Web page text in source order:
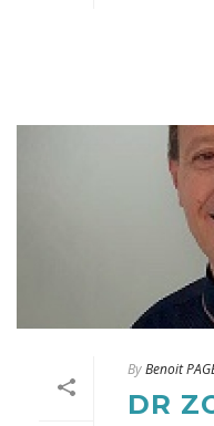
ByBenoit
DR